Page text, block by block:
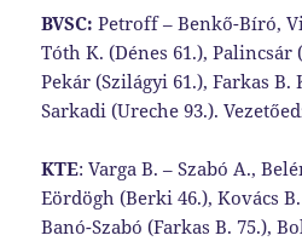
BVSC: Petroff – Benkő-Bíró,
Tóth K. (Dénes 61.), Palincsár
Pekár (Szilágyi 61.), Farkas B.
Sarkadi (Ureche 93.).
KTE: Varga B. – Szabó A.,
Eördögh (Berki 46.), Kovács
Banó-Szabó (Farkas B. 75.),